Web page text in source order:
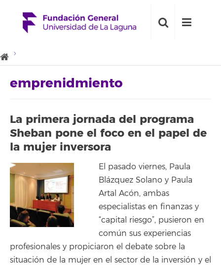
emprenidmiento
La primera jornada del programa
Sheban pone el foco en el papel de
la mujer inversora
El pasado viernes, Paula
Blázquez Solano y Paula
Artal Acón, ambas
especialistas en finanzas y
“capital riesgo”, pusieron en
común sus experiencias
profesionales y propiciaron el debate sobre la
situación de la mujer en el sector de la inversión y el